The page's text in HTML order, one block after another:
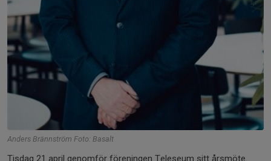
Anders Brännström Foto: Basalt
Tisdag 21 april genomför föreningen Teleseum sitt årsmöte.